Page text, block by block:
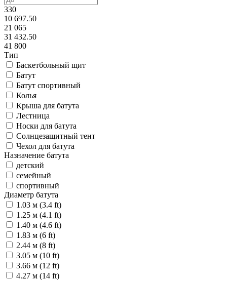
330
10 697.50
21 065
31 432.50
41 800
Тип
Баскетбольный щит
Батут
Батут спортивный
Колья
Крыша для батута
Лестница
Носки для батута
Солнцезащитный тент
Чехол для батута
Назначение батута
детский
семейный
спортивный
Диаметр батута
1.03 м (3.4 ft)
1.25 м (4.1 ft)
1.40 м (4.6 ft)
1.83 м (6 ft)
2.44 м (8 ft)
3.05 м (10 ft)
3.66 м (12 ft)
4.27 м (14 ft)